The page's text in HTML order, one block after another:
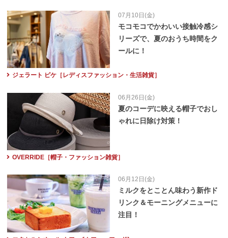
07月10日(金)
モコモコでかわいい接触冷感シ
リーズで、夏のおうち時間をク
ールに！
ジェラート ピケ［レディスファッション・生活雑貨］
06月26日(金)
夏のコーデに映える帽子でおし
ゃれに日除け対策！
OVERRIDE［帽子・ファッション雑貨］
06月12日(金)
ミルクをとことん味わう新作ド
リンク＆モーニングメニューに
注目！